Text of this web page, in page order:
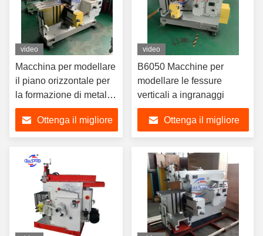
video
Macchina per modellare
il piano orizzontale per
la formazione di metalli
BC6035
Ottenga il migliore
video
B6050 Macchine per
modellare le fessure
verticali a ingranaggi
Ottenga il migliore